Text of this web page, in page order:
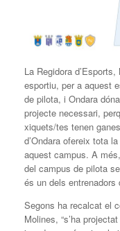
La Regidora
esportiu, per a aquest
de pilota, i Ondara
projecte necessari,
xiquets/tes tenen
d’Ondara ofereix tota
aquest campus. A
del campus de pilota
és un dels entrenadors
Segons ha recalcat el
Molines, “s’ha